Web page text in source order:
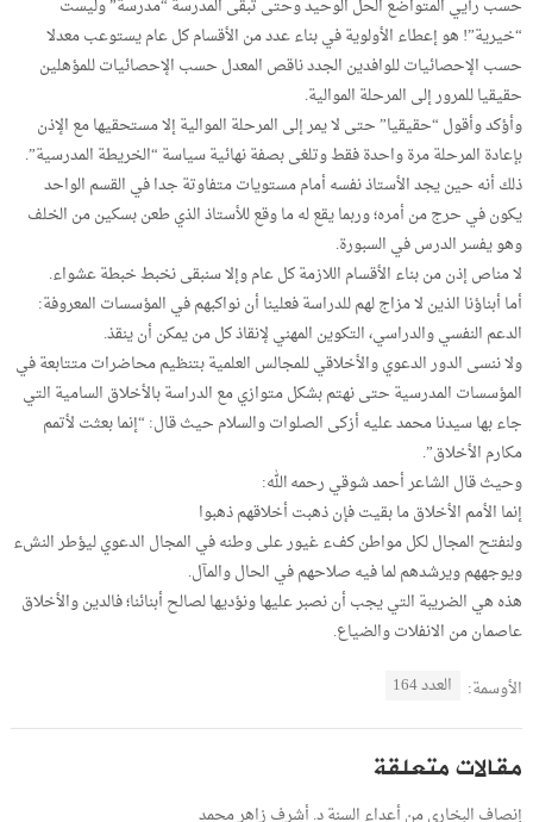
حسب رأيي المتواضع الحل الوحيد وحتى تبقى المدرسة “مدرسة” وليست
“خيرية”! هو إعطاء الأولوية في بناء عدد من الأقسام كل عام يستوعب معدلا
حسب الإحصائيات للوافدين الجدد ناقص المعدل حسب الإحصائيات للمؤهلين
حقيقيا للمرور إلى المرحلة الموالية.
وأؤكد وأقول “حقيقيا” حتى لا يمر إلى المرحلة الموالية إلا مستحقيها مع الإذن
بإعادة المرحلة مرة واحدة فقط وتلغى بصفة نهائية سياسة “الخريطة المدرسية”.
ذلك أنه حين يجد الأستاذ نفسه أمام مستويات متفاوتة جدا في القسم الواحد
يكون في حرج من أمره؛ وربما يقع له ما وقع للأستاذ الذي طعن بسكين من الخلف
وهو يفسر الدرس في السبورة.
لا مناص إذن من بناء الأقسام اللازمة كل عام وإلا سنبقى نخبط خبطة عشواء.
أما أبناؤنا الذين لا مزاج لهم للدراسة فعلينا أن نواكبهم في المؤسسات المعروفة:
الدعم النفسي والدراسي، التكوين المهني لإنقاذ كل من يمكن أن ينقذ.
ولا ننسى الدور الدعوي والأخلاقي للمجالس العلمية بتنظيم محاضرات متتابعة في
المؤسسات المدرسية حتى نهتم بشكل متوازي مع الدراسة بالأخلاق السامية التي
جاء بها سيدنا محمد عليه أزكى الصلوات والسلام حيث قال: “إنما بعثت لأتمم
مكارم الأخلاق”.
وحيث قال الشاعر أحمد شوقي رحمه الله:
إنما الأمم الأخلاق ما بقيت فإن ذهبت أخلاقهم ذهبوا
ولنفتح المجال لكل مواطن كفء غيور على وطنه في المجال الدعوي ليؤطر النشء
ويوجههم ويرشدهم لما فيه صلاحهم في الحال والمآل.
هذه هي الضريبة التي يجب أن نصبر عليها ونؤديها لصالح أبنائنا؛ فالدين والأخلاق
عاصمان من الانفلات والضياع.
الأوسمة: العدد 164
مقالات متعلقة
إنصاف البخاري من أعداء السنة د. أشرف زاهر محمد